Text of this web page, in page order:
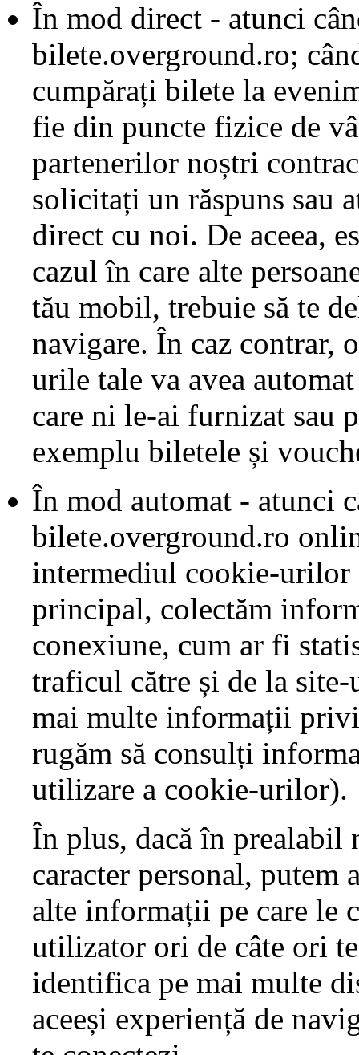
În mod direct - atunci
bilete.overground.ro;
cumpărați bilete la
fie din puncte fizice de
partenerilor noștri
solicitați un răspuns sau
direct cu noi. De aceea,
cazul în care alte
tău mobil, trebuie să te
navigare. În caz contrar,
urile tale va avea
care ni le-ai furnizat sau
exemplu biletele și
În mod automat - atunci
bilete.overground.ro
intermediul cookie-
principal, colectăm
conexiune, cum ar fi
traficul către și de la
mai multe informații
rugăm să consulți
utilizare a cookie-urilor).
În plus, dacă în
caracter personal, putem
alte informații pe care le
utilizator ori de câte ori
identifica pe mai multe
aceeși experiență de